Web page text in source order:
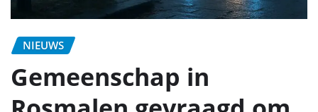
NIEUWS
Gemeenschap in